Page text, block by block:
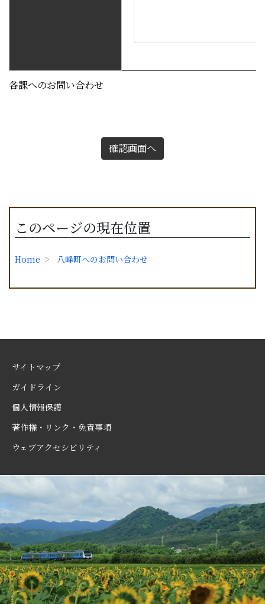
各課へのお問い合わせ
確認画面へ
このページの現在位置
Home 八峰町へのお問い合わせ
サイトマップ
ガイドライン
個人情報保護
著作権・リンク・免責事項
ウェブアクセシビリティ